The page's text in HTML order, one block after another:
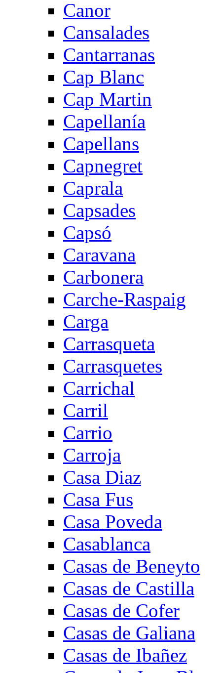
Canor
Cansalades
Cantarranas
Cap Blanc
Cap Martin
Capellanía
Capellans
Capnegret
Caprala
Capsades
Capsó
Caravana
Carbonera
Carche-Raspaig
Carga
Carrasqueta
Carrasquetes
Carrichal
Carril
Carrio
Carroja
Casa Diaz
Casa Fus
Casa Poveda
Casablanca
Casas de Beneyto
Casas de Castilla
Casas de Cofer
Casas de Galiana
Casas de Ibañez